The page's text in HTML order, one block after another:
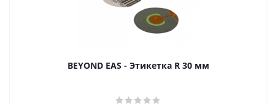
BEYOND EAS - Этикетка R 30 мм